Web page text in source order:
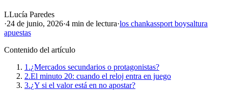
LLucía Paredes
·24 de junio, 2026·4 min de lectura·los chankassport boysaltura
apuestas
Contenido del artículo
1.¿Mercados secundarios o protagonistas?
2.El minuto 20: cuando el reloj entra en juego
3.¿Y si el valor está en no apostar?